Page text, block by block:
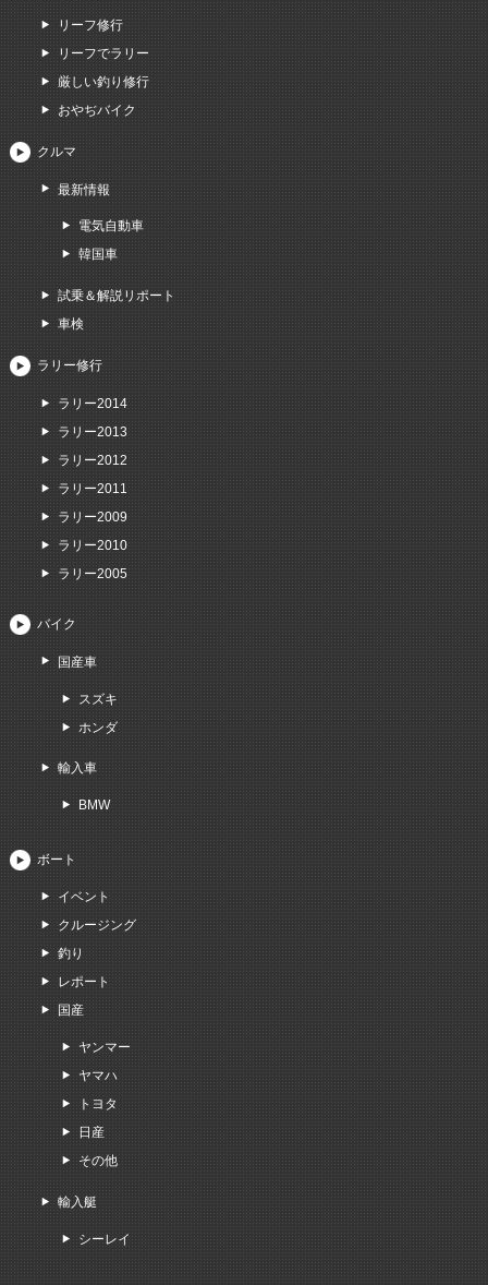
リーフ修行
リーフでラリー
厳しい釣り修行
おやぢバイク
クルマ
最新情報
電気自動車
韓国車
試乗＆解説リポート
車検
ラリー修行
ラリー2014
ラリー2013
ラリー2012
ラリー2011
ラリー2009
ラリー2010
ラリー2005
バイク
国産車
スズキ
ホンダ
輸入車
BMW
ボート
イベント
クルージング
釣り
レポート
国産
ヤンマー
ヤマハ
トヨタ
日産
その他
輸入艇
シーレイ